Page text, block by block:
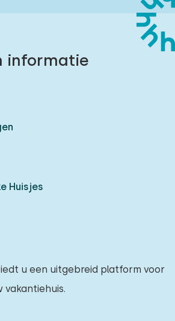
informatie
Huisjes
u een uitgebreid platform voor
vakantiehuis.